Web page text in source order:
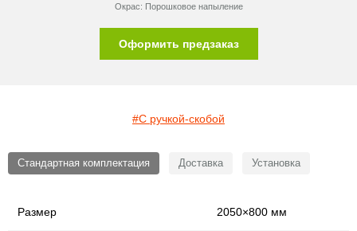
Окрас: Порошковое напыление
Оформить предзаказ
#С ручкой-скобой
Стандартная комплектация Доставка Установка
Размер 2050×800 мм